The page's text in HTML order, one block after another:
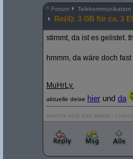
^ Forum Telekommunikation
Re(4): 3 GB für ca. 3
stimmt, da ist es gelistet.
hmmm, da wäre doch
MuHrLy.
aktuelle deixe hier und da
mochts eich kan stress - i